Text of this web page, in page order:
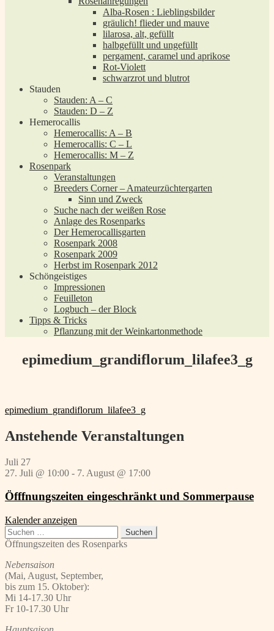
Alba-Rosen : Lieblingsbilder
gräulich! flieder und mauve
lilarosa, alt, gefüllt
halbgefüllt und ungefüllt
pergament, caramel und aprikose
Rot-Violett
schwarzrot und blutrot
Stauden
Stauden: A – C
Stauden: D – Z
Hemerocallis
Hemerocallis: A – B
Hemerocallis: C – L
Hemerocallis: M – Z
Rosenpark
Veranstaltungen
Breeders Corner – Amateurzüchtergarten
Sinn und Zweck
Suche nach der weißen Rose
Anlage des Rosenparks
Der Hemerocallisgarten
Rosenpark 2008
Rosenpark 2009
Herbst im Rosenpark 2012
Schöngeistiges
Impressionen
Feuilleton
Logbuch – der Block
Tipps & Tricks
Pflanzung mit der Weinkartonmethode
epimedium_grandiflorum_lilafee3_g
Beitragsnavigation
Vorheriger
epimedium_grandiflorum_lilafee3_g
Anstehende Veranstaltungen
Juli 27
27. Juli @ 10:00 - 7. August @ 17:00
Öfffnungszeiten eingeschränkt und Sommerpause
Kalender anzeigen
Suchen
nach:
Öffnungszeiten des Rosenparks
Nebensaison
(Mai, August, September,
bis zum 15. Oktober):
Mi 14-17.30 Uhr
Fr 10-17.30 Uhr